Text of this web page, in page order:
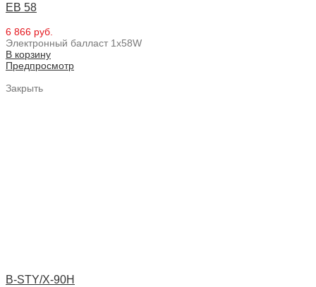
EB 58
6 866 руб.
Электронный балласт 1x58W
В корзину
Предпросмотр
Закрыть
B-STY/X-90H